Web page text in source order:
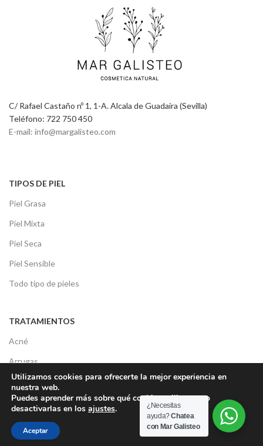
C/ Rafael Castaño nº 1, 1-A. Alcala de Guadaira (Sevilla)
Teléfono: 722 750 450
E-mail: info@margalisteo.com
TIPOS DE PIEL
Piel Grasa
Piel Mixta
Piel Seca
Piel Sensible
Todo tipo de pieles
TRATAMIENTOS
Acné
Arrugas
Bolsas y Ojeras
Deshidratación
Luminosidad
Manchas
Utilizamos cookies para ofrecerte la mejor experiencia en
nuestra web.
Puedes aprender más sobre qué cookies utilizamos o
desactivarlas en los ajustes.
Aceptar
¿Necesitas
ayuda?Chatea
con Mar Galisteo